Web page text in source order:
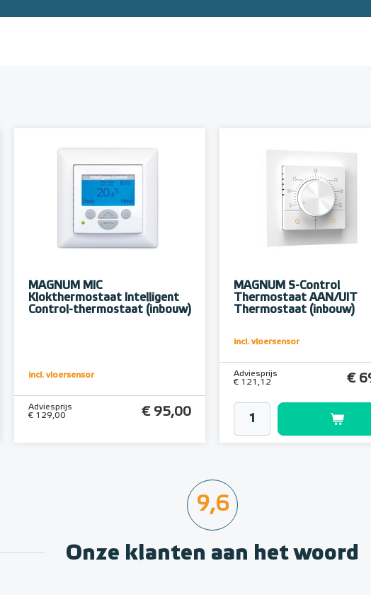
MAGNUM MIC
Klokthermostaat Intelligent
Control-thermostaat (inbouw)
incl. vloersensor
Adviesprijs
€ 129,00
€ 95,00
MAGNUM S-Control
Thermostaat AAN/UIT
Thermostaat (inbouw)
incl. vloersensor
Adviesprijs
€ 121,12
€
9,6
Onze klanten aan het woord